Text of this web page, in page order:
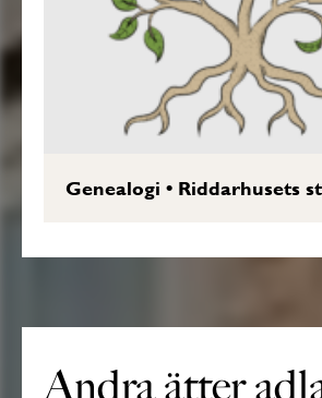
Genealogi • Riddarhusets